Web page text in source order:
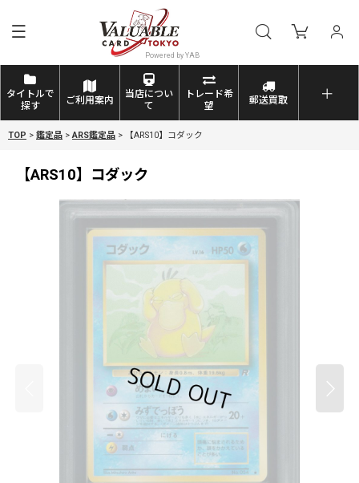
タイトルで
探す
ご利用案内
当店につい
て
トレード希
望
郵送買取
TOP > 鑑定品 > ARS鑑定品 > 【ARS10】コダック
【ARS10】コダック